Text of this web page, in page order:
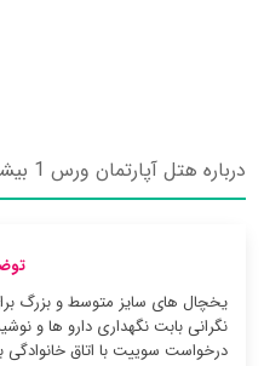
درباره هتل آپارتمان ورس 1 بیشتر بدانید
یخچال های سایز متوسط و بزرگ
نگرانی بابت نگهداری دارو ها و
درخواست سوییت با اتاق خانوادگی